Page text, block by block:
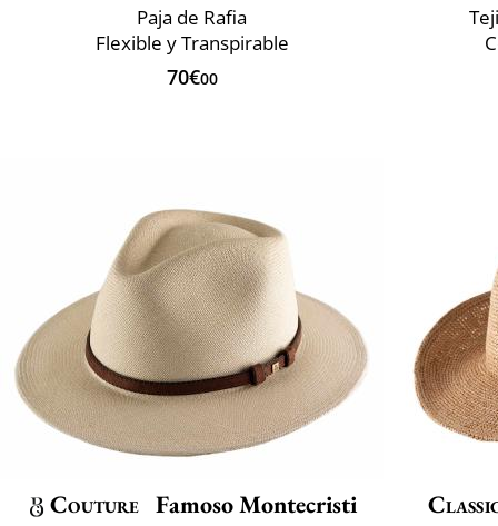
Paja de Rafia
Flexible y Transpirable
70€00
Couture Famoso Montecristi